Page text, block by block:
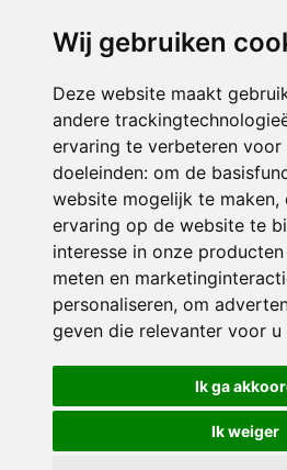
Wij gebruiken
Deze website maakt
andere
ervaring te verbeteren
doeleinden: om de
website mogelijk te maken,
ervaring op de website te
interesse in onze
meten en
personaliseren, om
geven die relevanter voor u
Ik ga
Ik weiger
ONDERDEEL
© 2026 Avonturijn | Alle
Privacy policy|Disclaimer|
voorkeuren
Crealisatie The